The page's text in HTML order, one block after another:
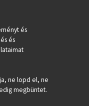
és
és
ne lopd el, ne
megbüntet.